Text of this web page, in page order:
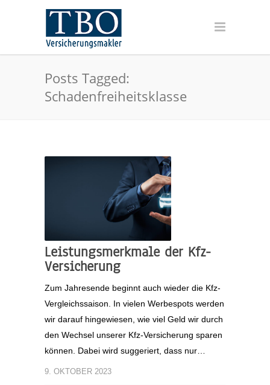
Posts Tagged:
Schadenfreiheitsklasse
Leistungsmerkmale der Kfz-
Versicherung
Zum Jahresende beginnt auch wieder die Kfz-
Vergleichssaison. In vielen Werbespots werden
wir darauf hingewiesen, wie viel Geld wir durch
den Wechsel unserer Kfz-Versicherung sparen
können. Dabei wird suggeriert, dass nur…
9. OKTOBER 2023